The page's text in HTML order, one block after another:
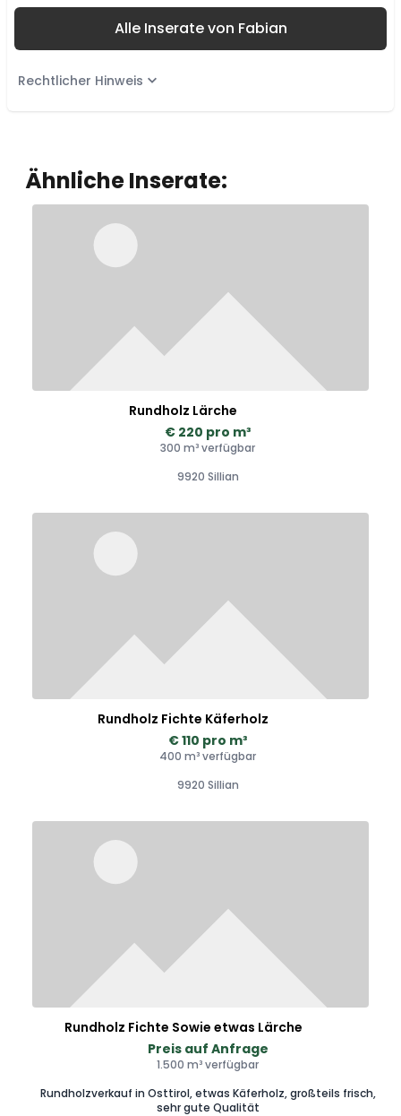
Alle Inserate von Fabian
Rechtlicher Hinweis
Ähnliche Inserate:
Rundholz Lärche
€ 220 pro m³
300 m³ verfügbar
9920 Sillian
Rundholz Fichte Käferholz
€ 110 pro m³
400 m³ verfügbar
9920 Sillian
Rundholz Fichte Sowie etwas Lärche
Preis auf Anfrage
1.500 m³ verfügbar
Rundholzverkauf in Osttirol, etwas Käferholz, großteils frisch,
sehr gute Qualität